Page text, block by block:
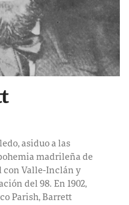
asiduo a las
madrileña de
con Valle-Inclán y
del 98. En 1902,
Parish, Barrett